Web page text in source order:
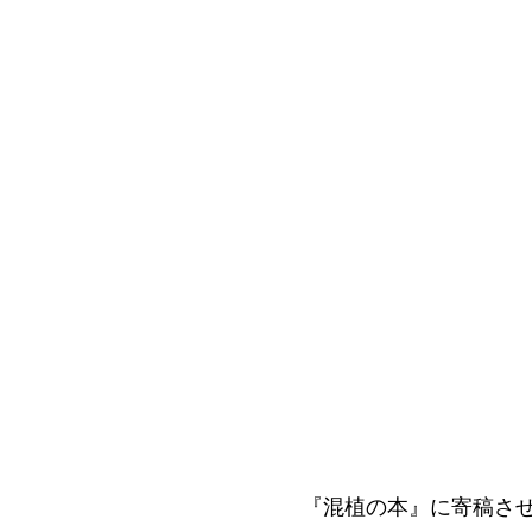
『混植の本』に寄稿さ